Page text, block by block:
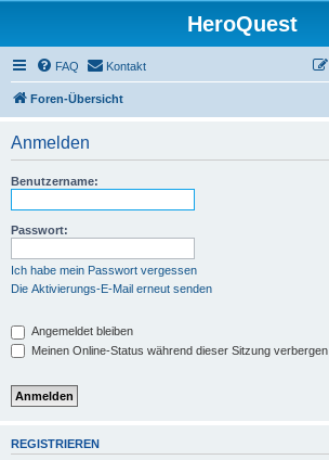
HeroQuest
FAQ Kontakt
Foren-Übersicht
Anmelden
Benutzername:
Passwort:
Ich habe mein Passwort vergessen
Die Aktivierungs-E-Mail erneut senden
Angemeldet bleiben
Meinen Online-Status während dieser Sitzung verbergen
REGISTRIEREN